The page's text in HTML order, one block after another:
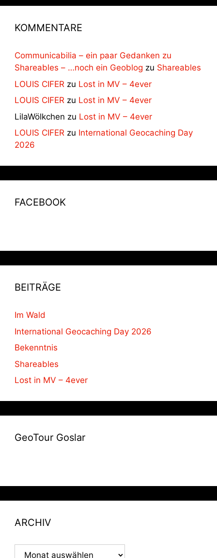
KOMMENTARE
Communicabilia – ein paar Gedanken zu
Shareables – …noch ein Geoblog zu Shareables
LOUIS CIFER zu Lost in MV – 4ever
LOUIS CIFER zu Lost in MV – 4ever
LilaWölkchen zu Lost in MV – 4ever
LOUIS CIFER zu International Geocaching Day
2026
FACEBOOK
BEITRÄGE
Im Wald
International Geocaching Day 2026
Bekenntnis
Shareables
Lost in MV – 4ever
GeoTour Goslar
ARCHIV
ARCHIV